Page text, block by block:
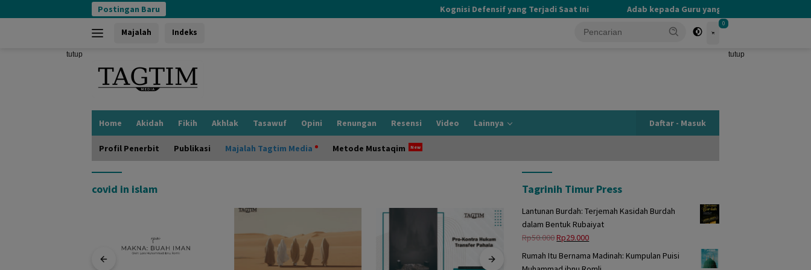
ke
Postingan Baru Kognisi Defensif yang Terjadi Saat Ini Adab kepada Guru yang Terlupakan
Majalah Indeks
0
tutup tutup
Home Akidah Fikih Akhlak Tasawuf Opini Renungan Resensi Video Lainnya Daftar - Masuk
Profil Penerbit Publikasi Majalah Tagtim Media Metode Mustaqim
covid in islam Tagrinih Timur Press
Lantunan Burdah: Terjemah Kasidah Burdah
dalam Bentuk Rubaiyat
Rp50.000Harga
adalah:
Rp29.000Harga
Rumah Itu Bernama Madinah: Kumpulan Puisi